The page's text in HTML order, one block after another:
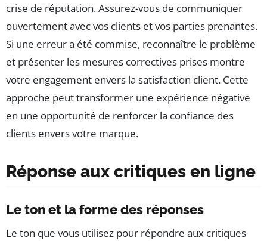
crise de réputation. Assurez-vous de communiquer
ouvertement avec vos clients et vos parties prenantes.
Si une erreur a été commise, reconnaître le problème
et présenter les mesures correctives prises montre
votre engagement envers la satisfaction client. Cette
approche peut transformer une expérience négative
en une opportunité de renforcer la confiance des
clients envers votre marque.
Réponse aux critiques en ligne
Le ton et la forme des réponses
Le ton que vous utilisez pour répondre aux critiques